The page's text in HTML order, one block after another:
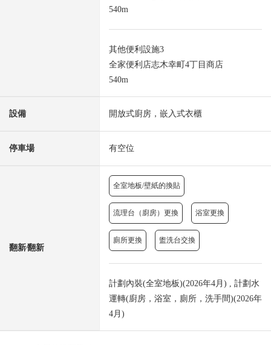
540m
其他便利設施3
全家便利店志木幸町4丁目商店
540m
設備 開放式廚房，嵌入式衣櫃
停車場 有空位
翻新⁄翻新
全室地板/壁紙的換貼
流理台（廚房）更換 浴室更換
廁所更換 盥洗台交換
計劃內裝(全室地板)(2026年4月) , 計劃水
運轉(廚房，浴室，廁所，洗手間)(2026年
4月)